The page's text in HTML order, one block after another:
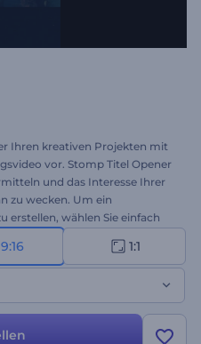
Ihren kreativen Projekten mit
vor. Stomp Titel Opener
und das Interesse Ihrer
zu wecken. Um ein
erstellen, wählen Sie einfach
fügen Sie Ihre
Werbetext ein und fügen Sie
hinzu. Perfekt geeignet für
Produktwerbung, TV-
mehr. Testen Sie es jetzt!
9:16 1:1